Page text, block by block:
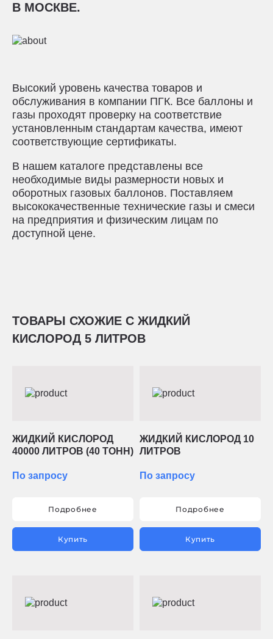
В МОСКВЕ.
Высокий уровень качества товаров и
обслуживания в компании ПГК. Все баллоны и
газы проходят проверку на соответствие
установленным стандартам качества, имеют
соответствующие сертификаты.
В нашем каталоге представлены все
необходимые виды размерности новых и
оборотных газовых баллонов. Поставляем
высококачественные технические газы и смеси
на предприятия и физическим лицам по
доступной цене.
ТОВАРЫ СХОЖИЕ С ЖИДКИЙ
КИСЛОРОД 5 ЛИТРОВ
ЖИДКИЙ КИСЛОРОД
40000 ЛИТРОВ (40 ТОНН)
По запросу
Подробнее
Купить
ЖИДКИЙ КИСЛОРОД 10
ЛИТРОВ
По запросу
Подробнее
Купить